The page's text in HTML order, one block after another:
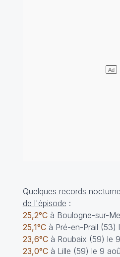
Quelques records
de l'épisode :
25,2°Cà Boulogne-sur-
25,1°Cà Pré-en-Prail (53)
23,6°Cà Roubaix (59) le
23,0°Cà Lille (59) le 9